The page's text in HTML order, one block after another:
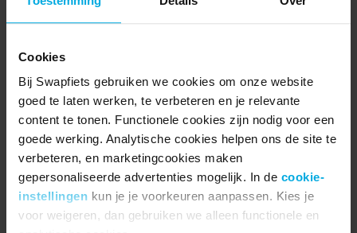
Cookies
Bij Swapfiets gebruiken we cookies om onze website
goed te laten werken, te verbeteren en je relevante
content te tonen. Functionele cookies zijn nodig voor een
goede werking. Analytische cookies helpen ons de site te
verbeteren, en marketingcookies maken
gepersonaliseerde advertenties mogelijk. In de cookie-
instellingen kun je je voorkeuren aanpassen. Kies je
voor weigeren, dan gebruiken we alleen functionele en
Resultaat: Al onze fulltime managers hebben nu
direct zijn opgenomen in hun functieomschrijving.
Samen maken we de stad leefbaarder, fiets
voor fiets.
Meer dan de helft van onze members fietste niet
voordat ze zich bij Swapfiets aanmeldde. En 72%